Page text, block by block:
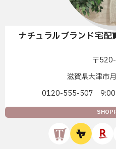
ナチュラルブランド宅
〒
滋賀県大津市
0120-555-507 9:00